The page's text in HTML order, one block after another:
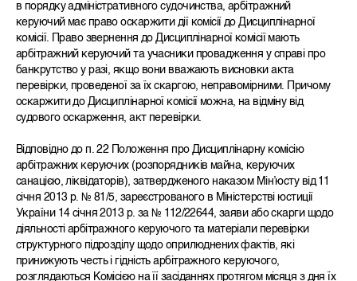
в порядку адміністративного судочинства, арбітражний
керуючий має право оскаржити дії комісії до Дисциплінарної
комісії. Право звернення до Дисциплінарної комісії мають
арбітражний керуючий та учасники провадження у справі про
банкрутство у разі, якщо вони вважають висновки акта
перевірки, проведеної за їх скаргою, неправомірними. Причому
оскаржити до Дисциплінарної комісії можна, на відміну від
судового оскарження, акт перевірки.
Відповідно до п. 22 Положення про Дисциплінарну комісію
арбітражних керуючих (розпорядників майна, керуючих
санацією, ліквідаторів), затвердженого наказом Мін’юсту від 11
січня 2013 р. № 81/5, зареєстрованого в Міністерстві юстиції
України 14 січня 2013 р. за № 112/22644, заяви або скарги щодо
діяльності арбітражного керуючого та матеріали перевірки
структурного підрозділу щодо оприлюднених фактів, які
принижують честь і гідність арбітражного керуючого,
розглядаються Комісією на її засіданнях протягом місяця з дня їх